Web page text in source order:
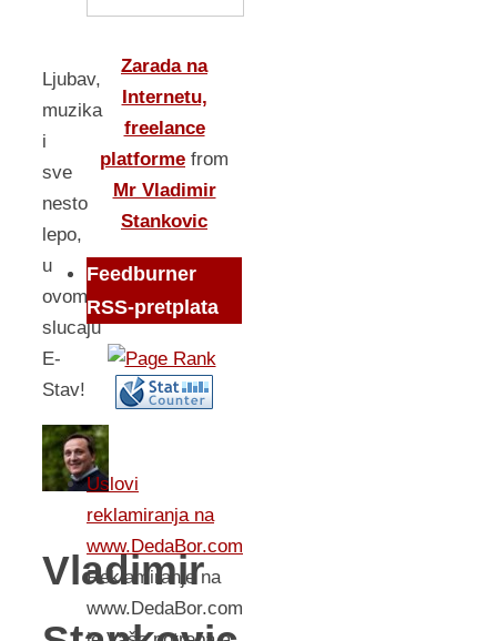
Ljubav,
muzika
i
sve
nesto
lepo,
u
ovom
slucaju
E-
Stav!
Vladimir
Zarada na
Internetu,
freelance
platforme from
Mr Vladimir
Stankovic
Feedburner
RSS-pretplata
Uslovi
reklamiranja na
www.DedaBor.com
Reklamiranje na
www.DedaBor.com